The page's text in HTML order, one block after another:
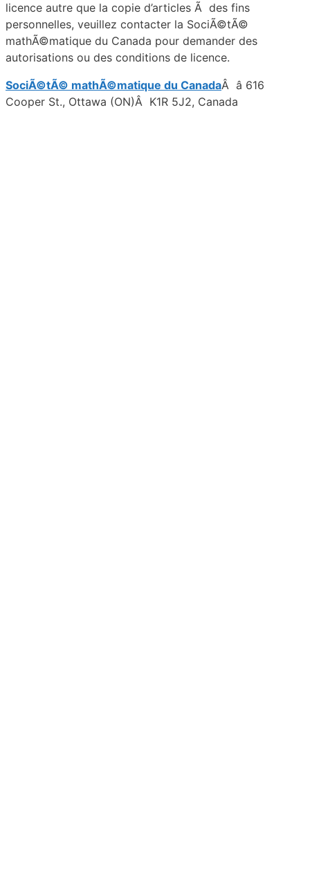
licence autre que la copie d’articles Ã des fins
personnelles, veuillez contacter la SociÃ©tÃ©
mathÃ©matique du Canada pour demander des
autorisations ou des conditions de licence.
SociÃ©tÃ© mathÃ©matique du CanadaÂ â 616
Cooper St., Ottawa (ON)Â K1R 5J2, Canada